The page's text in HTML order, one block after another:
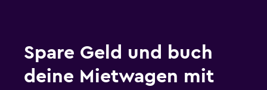
Spare Geld und buch
deine Mietwagen mit